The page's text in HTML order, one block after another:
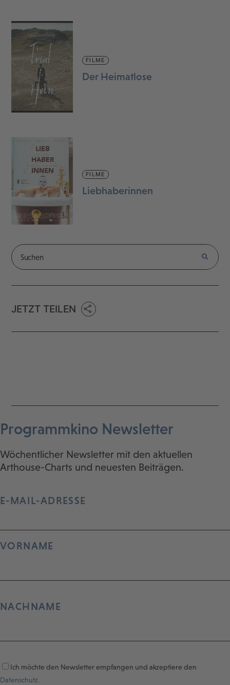
FILME
Der Heimatlose
FILME
Liebhaberinnen
JETZT TEILEN
Programmkino Newsletter
Wöchentlicher Newsletter mit den aktuellen
Arthouse-Charts und neuesten Beiträgen.
E-MAIL-ADRESSE
VORNAME
NACHNAME
Ich möchte den Newsletter empfangen und akzeptiere den
Datenschutz.